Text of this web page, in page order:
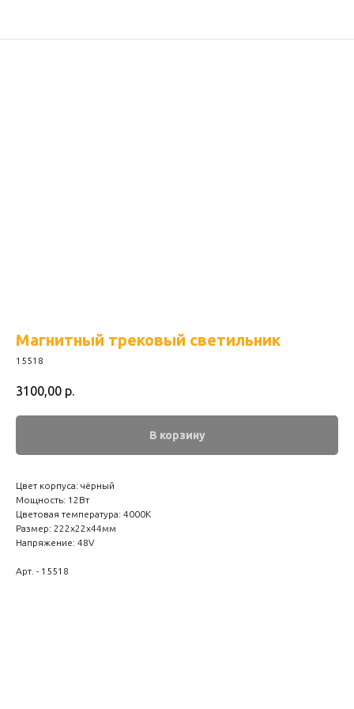
Магнитный трековый светильник
15518
3100,00 р.
В корзину
Цвет корпуса: чёрный
Мощность: 12Вт
Цветовая температура: 4000К
Размер: 222x22x44мм
Напряжение: 48V
Арт. - 15518